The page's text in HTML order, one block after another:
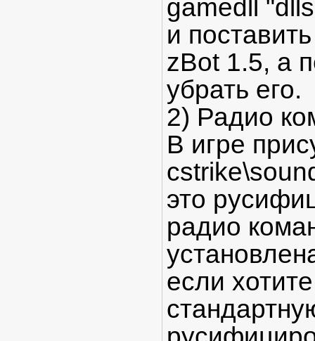
gamedll
и
zBot 1.5, а
убрать его.
2) Радио
В игре
это
радио
если